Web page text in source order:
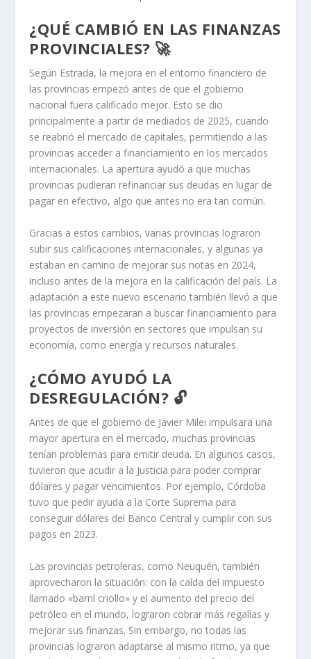
¿QUÉ CAMBIÓ EN LAS FINANZAS
PROVINCIALES? 🚀
Según Estrada, la mejora en el entorno financiero de
las provincias empezó antes de que el gobierno
nacional fuera calificado mejor. Esto se dio
principalmente a partir de mediados de 2025, cuando
se reabrió el mercado de capitales, permitiendo a las
provincias acceder a financiamiento en los mercados
internacionales. La apertura ayudó a que muchas
provincias pudieran refinanciar sus deudas en lugar de
pagar en efectivo, algo que antes no era tan común.
Gracias a estos cambios, varias provincias lograron
subir sus calificaciones internacionales, y algunas ya
estaban en camino de mejorar sus notas en 2024,
incluso antes de la mejora en la calificación del país. La
adaptación a este nuevo escenario también llevó a que
las provincias empezaran a buscar financiamiento para
proyectos de inversión en sectores que impulsan su
economía, como energía y recursos naturales.
¿CÓMO AYUDÓ LA
DESREGULACIÓN? 🔓
Antes de que el gobierno de Javier Milei impulsara una
mayor apertura en el mercado, muchas provincias
tenían problemas para emitir deuda. En algunos casos,
tuvieron que acudir a la Justicia para poder comprar
dólares y pagar vencimientos. Por ejemplo, Córdoba
tuvo que pedir ayuda a la Corte Suprema para
conseguir dólares del Banco Central y cumplir con sus
pagos en 2023.
Las provincias petroleras, como Neuquén, también
aprovecharon la situación: con la caída del impuesto
llamado «barril criollo» y el aumento del precio del
petróleo en el mundo, lograron cobrar más regalías y
mejorar sus finanzas. Sin embargo, no todas las
provincias lograron adaptarse al mismo ritmo, ya que